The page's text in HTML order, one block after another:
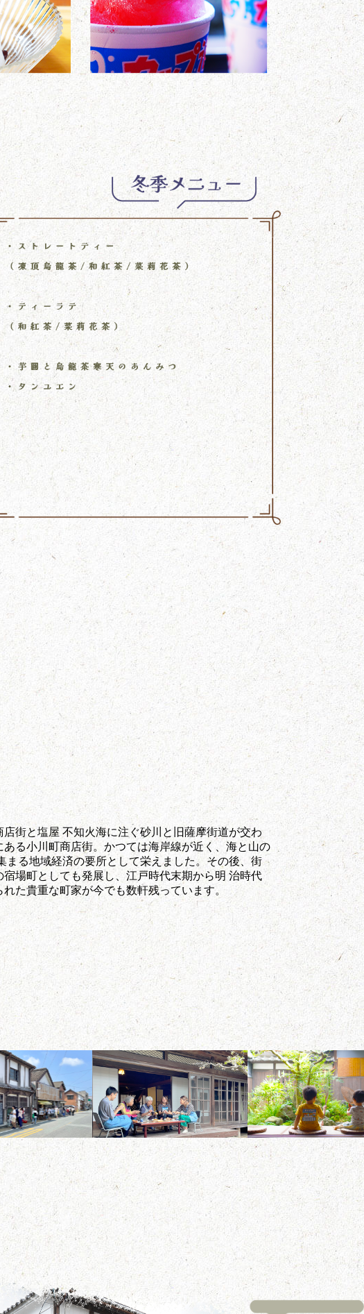
店街と塩屋 不知火海に注ぐ砂川と旧薩摩街道が交わ
ある小川町商店街。かつては海岸線が近く、海と山の
まる地域経済の要所として栄えました。その後、街
宿場町としても発展し、江戸時代末期から明 治時代
れた貴重な町家が今でも数軒残っています。